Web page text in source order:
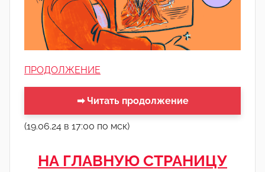
ПРОДОЛЖЕНИЕ
➡ Читать продолжение
(19.06.24 в 17:00 по мск)
НА ГЛАВНУЮ СТРАНИЦУ